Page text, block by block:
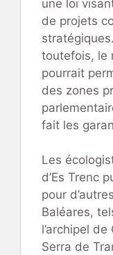
une loi
de projets
toutefois, le
pourrait
des zones
fait les
Les
d’Es Trenc
pour
Baléares,
l’archipel
Serra de